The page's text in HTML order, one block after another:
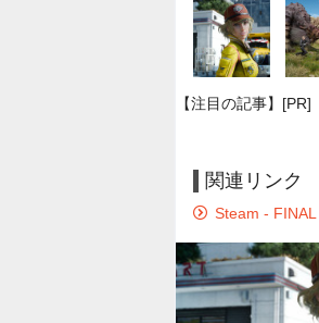
【注目の記事】[PR]
関連リンク
Steam - FINAL